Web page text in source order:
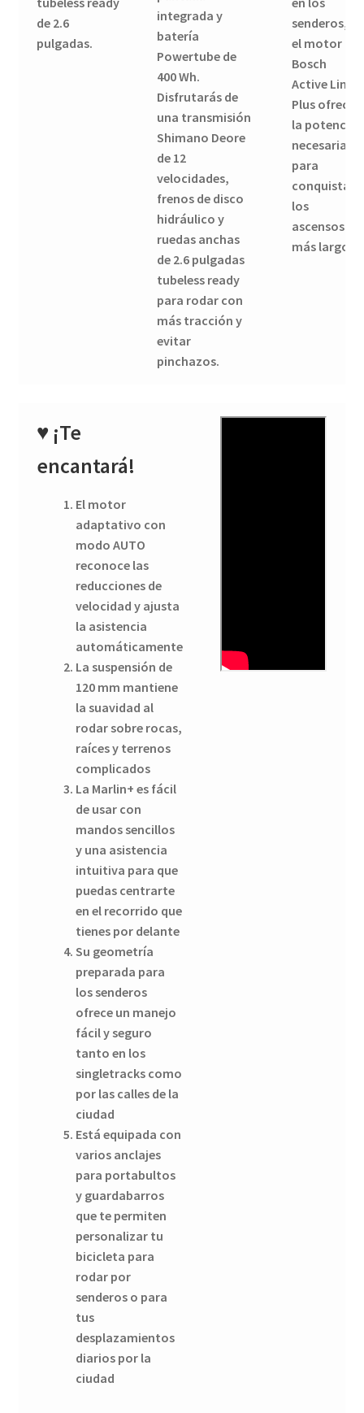
de 2.6
pulgadas.
integrada y
batería
Powertube de
400 Wh.
Disfrutarás de
una transmisión
Shimano Deore
de 12
velocidades,
frenos de disco
hidráulico y
ruedas anchas
de 2.6 pulgadas
tubeless ready
para rodar con
más tracción y
evitar
pinchazos.
senderos, y
el motor
Bosch
Active Line
Plus ofrece
la potencia
necesaria
para
conquistar
los
ascensos
más largos.
♥ ¡Te
encantará!
El motor
adaptativo con
modo AUTO
reconoce las
reducciones de
velocidad y ajusta
la asistencia
automáticamente
La suspensión de
120 mm mantiene
la suavidad al
rodar sobre rocas,
raíces y terrenos
complicados
La Marlin+ es fácil
de usar con
mandos sencillos
y una asistencia
intuitiva para que
puedas centrarte
en el recorrido que
tienes por delante
Su geometría
preparada para
los senderos
ofrece un manejo
fácil y seguro
tanto en los
singletracks como
por las calles de la
ciudad
Está equipada con
varios anclajes
para portabultos
y guardabarros
que te permiten
personalizar tu
bicicleta para
rodar por
senderos o para
tus
desplazamientos
diarios por la
ciudad